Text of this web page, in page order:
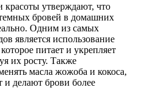
красоты утверждают, что
бровей в домашних
Одним из самых
является использование
питает и укрепляет
их росту. Также
масла жожоба и кокоса,
и делают брови более